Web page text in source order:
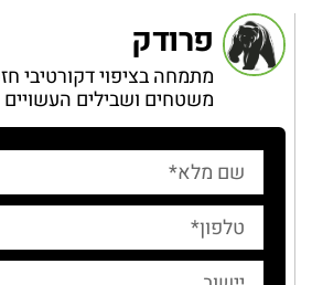
פרודק
מתמחה בציפוי דקורטיבי
משטחים ושבילים העשויים